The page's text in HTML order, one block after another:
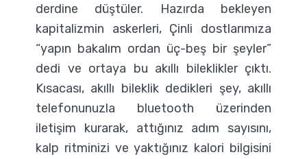
derdine düştüler. Hazırda bekleyen
kapitalizmin askerleri, Çinli dostlarımıza
“yapın bakalım ordan üç-beş bir şeyler”
dedi ve ortaya bu akıllı bileklikler çıktı.
Kısacası, akıllı bileklik dedikleri şey, akıllı
telefonunuzla bluetooth üzerinden
iletişim kurarak, attığınız adım sayısını,
kalp ritminizi ve yaktığınız kalori bilgisini